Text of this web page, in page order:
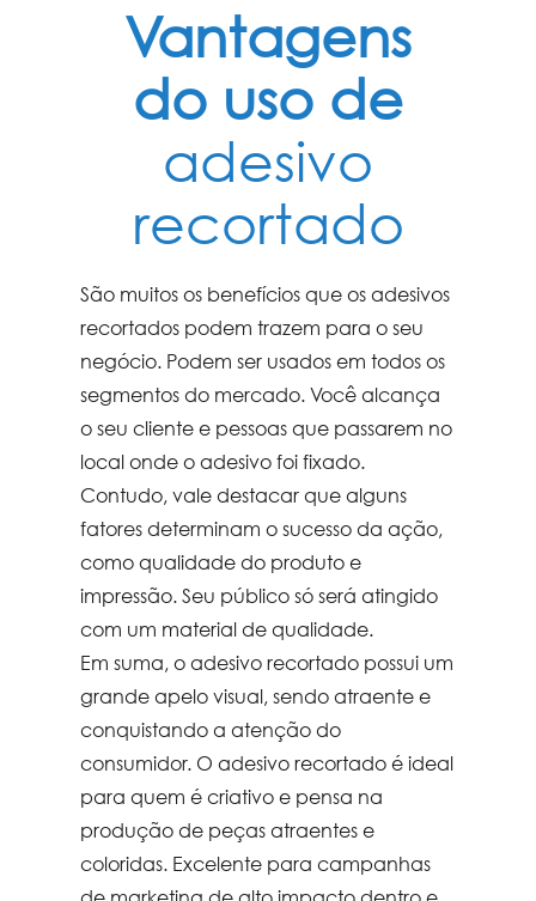
Vantagens
do uso de
adesivo
recortado
São muitos os benefícios que os adesivos
recortados podem trazem para o seu
negócio. Podem ser usados em todos os
segmentos do mercado. Você alcança
o seu cliente e pessoas que passarem no
local onde o adesivo foi fixado.
Contudo, vale destacar que alguns
fatores determinam o sucesso da ação,
como qualidade do produto e
impressão. Seu público só será atingido
com um material de qualidade.
Em suma, oadesivo recortado possui um
grande apelo visual, sendo atraente e
conquistando a atenção do
consumidor. Oadesivo recortado é ideal
para quem é criativo e pensa na
produção de peças atraentes e
coloridas. Excelente para campanhas